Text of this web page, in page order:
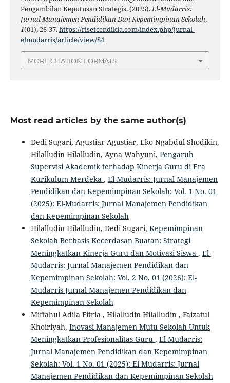
Pengambilan Keputusan Strategis. (2025).El-Mudarris:
Jurnal Manajemen Pendidikan Dan Kepemimpinan Sekolah,
1(01), 26-37.https://risetcendikia.com/index.php/jurnal-
elmudarris/article/view/84
MORE CITATION FORMATS
Most read articles by the same author(s)
Dedi Sugari, Agustiar Agustiar, Eko Ngabdul Shodikin,
Hilalludin Hilalludin, Ayna Wahyuni, Pengaruh
Supervisi Akademik terhadap Kinerja Guru di Era
Kurikulum Merdeka , El-Mudarris: Jurnal Manajemen
Pendidikan dan Kepemimpinan Sekolah: Vol. 1 No. 01
(2025): El-Mudarris: Jurnal Manajemen Pendidikan
dan Kepemimpinan Sekolah
Hilalludin Hilalludin, Dedi Sugari, Kepemimpinan
Sekolah Berbasis Kecerdasan Buatan: Strategi
Meningkatkan Kinerja Guru dan Motivasi Siswa , El-
Mudarris: Jurnal Manajemen Pendidikan dan
Kepemimpinan Sekolah: Vol. 2 No. 01 (2026): El-
Mudarris Jurnal Manajemen Pendidikan dan
Kepemimpinan Sekolah
Miftahul Adila Fitria , Hilalludin Hilalludin , Faizatul
Khoiriyah, Inovasi Manajemen Mutu Sekolah Untuk
Meningkatkan Profesionalitas Guru , El-Mudarris:
Jurnal Manajemen Pendidikan dan Kepemimpinan
Sekolah: Vol. 1 No. 01 (2025): El-Mudarris: Jurnal
Manajemen Pendidikan dan Kepemimpinan Sekolah